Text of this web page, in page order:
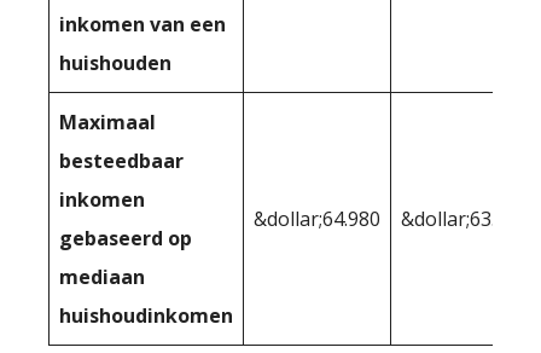
inkomen van een
huishouden
Maximaal
besteedbaar
inkomen
gebaseerd op
mediaan
huishoudinkomen
&dollar;64.980 &dollar;63.863